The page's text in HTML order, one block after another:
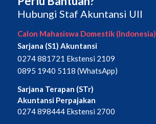
Hubungi Staf Akuntansi UII
Calon Mahasiswa Domestik (Indonesia)
Sarjana (S1) Akuntansi
0274 881721 Ekstensi 2109
0895 1940 5118 (WhatsApp)
Sarjana Terapan (STr)
Akuntansi Perpajakan
0274 898444 Ekstensi 2700